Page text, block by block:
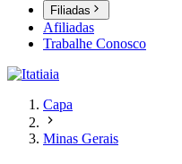
Filiadas
Afiliadas
Trabalhe Conosco
Capa
Minas Gerais